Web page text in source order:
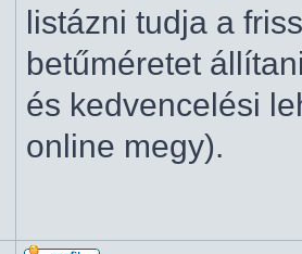
listázni tudja a
betűméretet
és kedvencelési
online megy).